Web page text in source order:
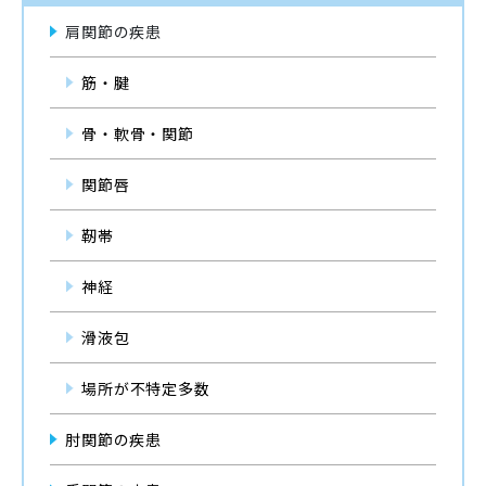
肩関節の疾患
筋・腱
骨・軟骨・関節
関節唇
靭帯
神経
滑液包
場所が不特定多数
肘関節の疾患